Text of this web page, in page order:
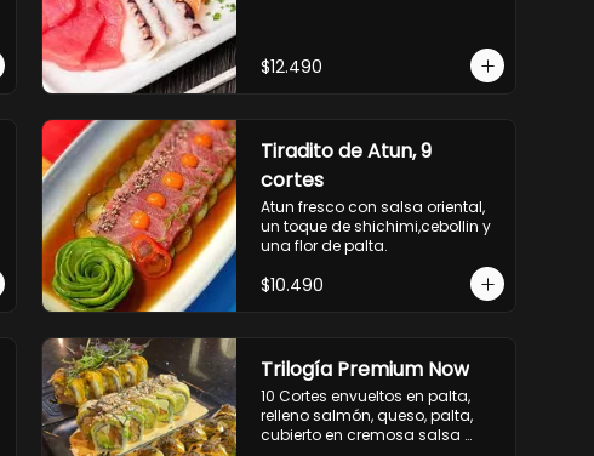
$12.490
Tiradito de Atun, 9
cortes
Atun fresco con salsa oriental,
un toque de shichimi,cebollin y
una flor de palta.
$10.490
Trilogía Premium Now
10 Cortes envueltos en palta,
relleno salmón, queso, palta,
cubierto en cremosa salsa